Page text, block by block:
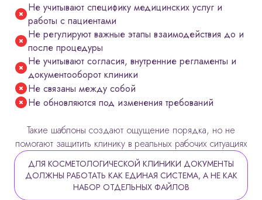
Не учитывают специфику медицинских услуг и
работы с пациентами
Не регулируют важные этапы взаимодействия до и
после процедуры
Не учитывают согласия, внутренние регламенты и
документооборот клиники
Не связаны между собой
Не обновляются под изменения требований
Такие шаблоны создают ощущение порядка, но не
помогают защитить клинику в реальных рабочих ситуациях
ДЛЯ КОСМЕТОЛОГИЧЕСКОЙ КЛИНИКИ ДОКУМЕНТЫ
ДОЛЖНЫ РАБОТАТЬ КАК ЕДИНАЯ СИСТЕМА, А НЕ КАК
НАБОР ОТДЕЛЬНЫХ ФАЙЛОВ